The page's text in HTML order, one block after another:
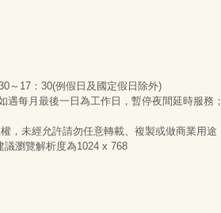
～17：30(例假日及國定假日除外)
遇每月最後一日為工作日，暫停夜間延時服務
，未經允許請勿任意轉載、複製或做商業用途
議瀏覽解析度為1024 x 768